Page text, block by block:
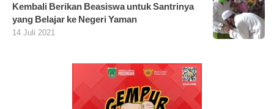
Kembali Berikan Beasiswa untuk Santrinya
yang Belajar ke Negeri Yaman
14 Juli 2021